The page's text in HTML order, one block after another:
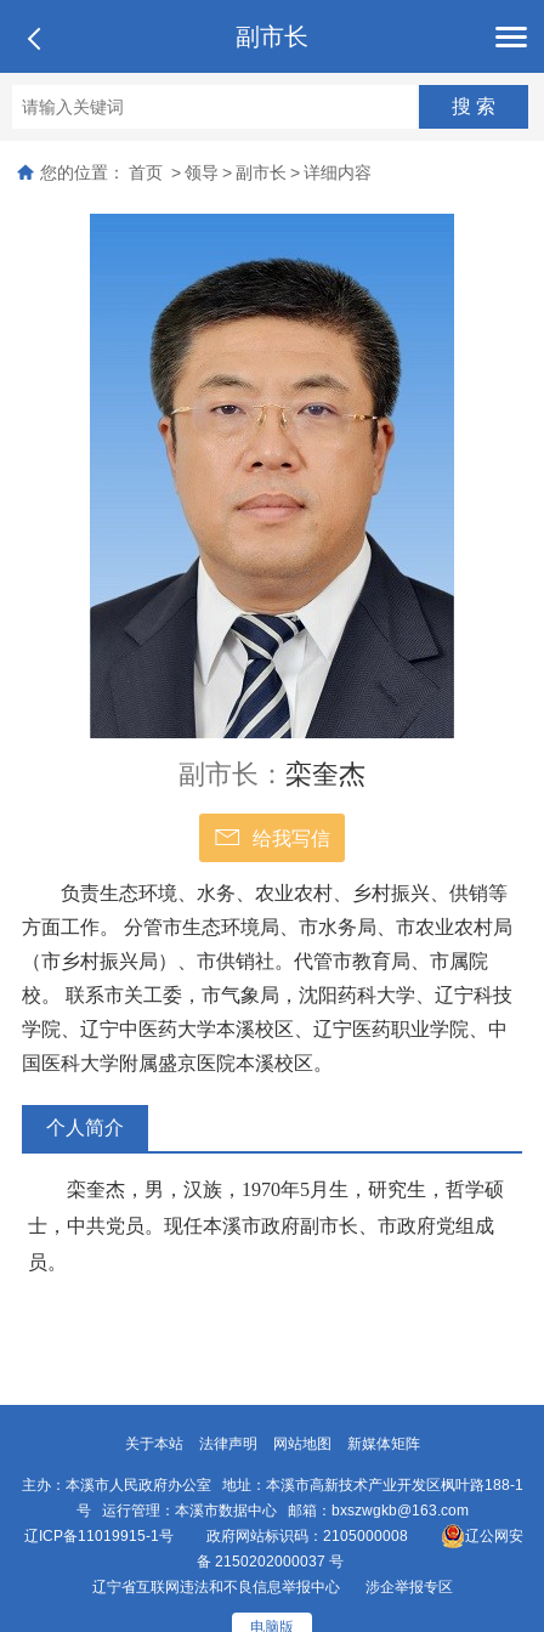
副市长
您的位置： 首页 > 领导 > 副市长 > 详细内容
副市长： 栾奎杰
给我写信
负责生态环境、水务、农业农村、乡村振兴、供销等
方面工作。 分管市生态环境局、市水务局、市农业农村局
（市乡村振兴局）、市供销社。代管市教育局、市属院
校。 联系市关工委，市气象局，沈阳药科大学、辽宁科技
学院、辽宁中医药大学本溪校区、辽宁医药职业学院、中
国医科大学附属盛京医院本溪校区。
个人简介
栾奎杰，男，汉族，1970年5月生，研究生，哲学硕
士，中共党员。现任本溪市政府副市长、市政府党组成
员。
关于本站 法律声明 网站地图 新媒体矩阵
主办：本溪市人民政府办公室 地址：本溪市高新技术产业开发区枫叶路188-1
号 运行管理：本溪市数据中心 邮箱：bxszwgkb@163.com
辽ICP备11019915-1号 政府网站标识码：2105000008
辽公网安
备 2150202000037 号
辽宁省互联网违法和不良信息举报中心
涉企举报专区
电脑版